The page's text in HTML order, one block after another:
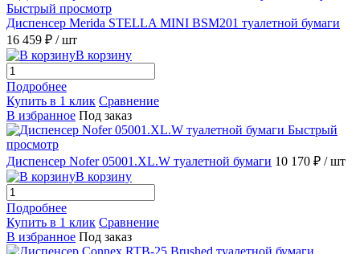
Быстрый просмотр
Диспенсер Merida STELLA MINI BSM201 туалетной бумаги
16 459 ₽ / шт
В корзину
Подробнее
Купить в 1 клик Сравнение
В избранное Под заказ
Быстрый
просмотр
Диспенсер Nofer 05001.XL.W туалетной бумаги 10 170 ₽ / шт
В корзину
Подробнее
Купить в 1 клик Сравнение
В избранное Под заказ